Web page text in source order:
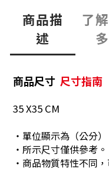
商品描
述
了
多
商品尺寸 尺寸指南
35 X35 CM
・單位顯示為（公分）
・所示尺寸僅供參考。
・商品物質特性不同